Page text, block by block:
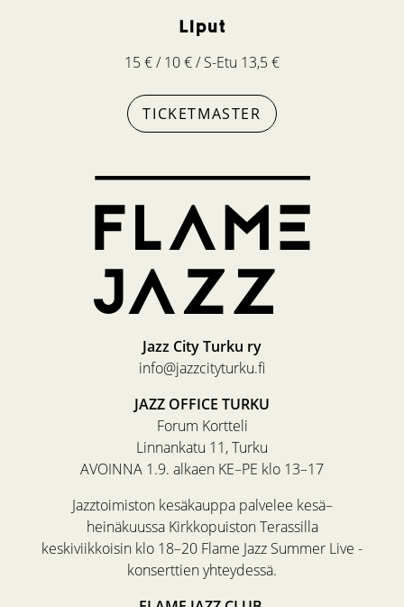
Liput
15 € / 10 € / S-Etu 13,5 €
TICKETMASTER
Jazz City Turku ry
info@jazzcityturku.fi
JAZZ OFFICE TURKU
Forum Kortteli
Linnankatu 11, Turku
AVOINNA 1.9. alkaen KE–PE klo 13–17
Jazztoimiston kesäkauppa palvelee kesä–
heinäkuussa Kirkkopuiston Terassilla
keskiviikkoisin klo 18–20 Flame Jazz Summer Live -
konserttien yhteydessä.